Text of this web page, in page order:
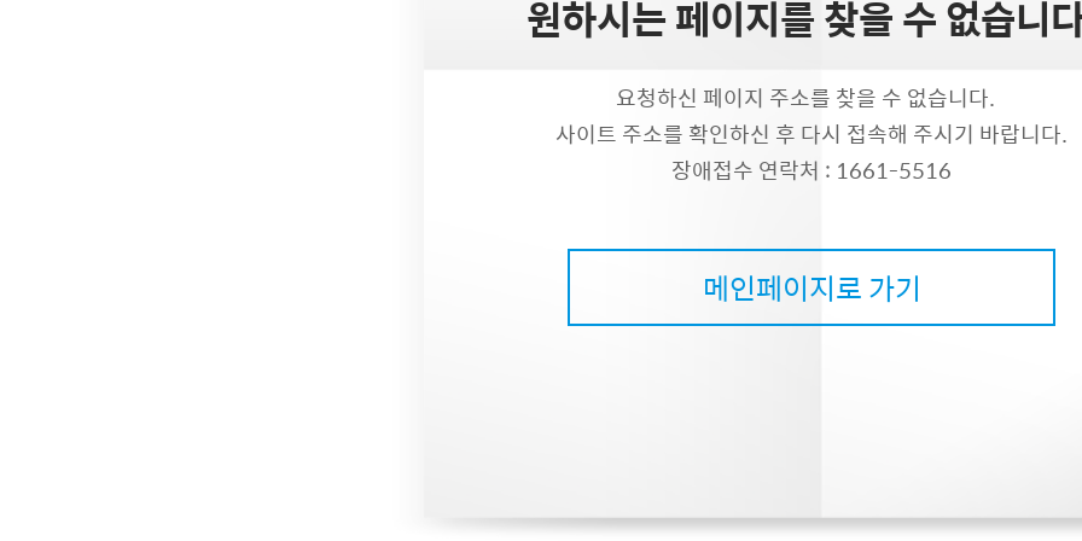
원하시는 페이지를 찾을 수 없습니
요청하신 페이지 주소를 찾을 수 없습니다.
사이트 주소를 확인하신 후 다시 접속해 주시기 바랍니다.
장애접수 연락처 : 1661-5516
메인페이지로 가기